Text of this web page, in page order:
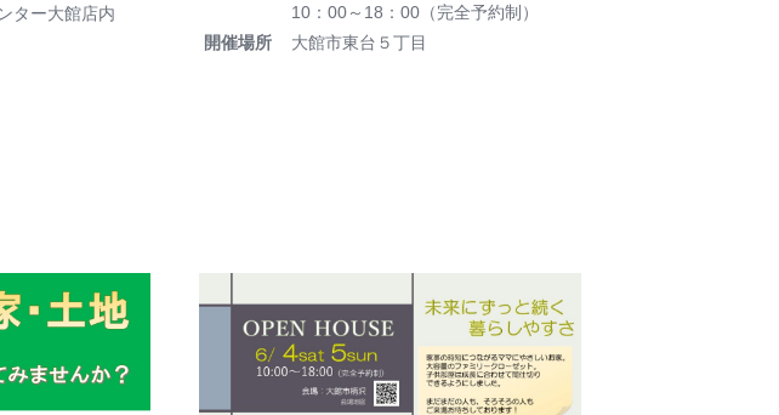
ター大館店内
10：00～18：00（完全予約制）
開催場所
大館市東台５丁目